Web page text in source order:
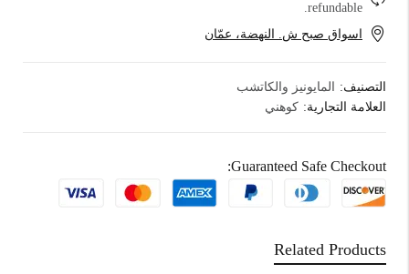
refundable.
اسواق صبح ش. النهضة، عمّان
التصنيف:
المايونيز والكاتشب
العلامة التجارية: كوهني
Guaranteed Safe Checkout:
Related Products